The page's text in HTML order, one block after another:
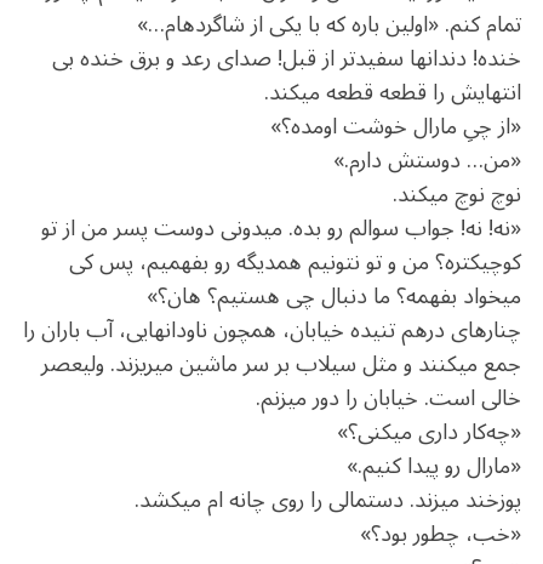
تمام کنم. «اولین باره که با یکی از شاگردهام…»
خنده! دندان‏ها سفیدتر از قبل! صدای رعد و برق خنده بی‏
انتهایش را قطعه قطعه می‏کند.
«از چیِ مارال خوشت اومده؟»
«من… دوستش دارم.»
نوچ ‏نوچ می‏کند.
«نه! نه! جواب سوالم رو بده. می‏دونی دوست پسر من از تو
کوچیک‏تره؟ من و تو نتونیم همدیگه رو بفهمیم، پس کی
می‏خواد بفهمه؟ ما دنبال چی هستیم؟ هان؟»
چنارهای درهم ‏تنیده خیابان، همچون ناودان‏هایی، آب باران را
جمع می‏کنند و مثل سیلاب بر سر ماشین می‏ریزند. ولیعصر
خالی است. خیابان را دور می‏زنم.
«چه‌کار داری می‏کنی؟»
«مارال رو پیدا کنیم.»
پوزخند می‏زند. دستمالی را روی چانه ‏ام می‏کشد.
«خب، چطور بود؟»